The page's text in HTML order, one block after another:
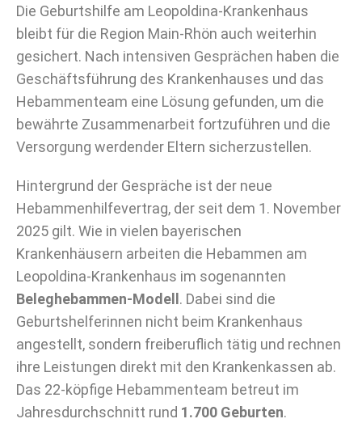
Die Geburtshilfe am Leopoldina-Krankenhaus
bleibt für die Region Main-Rhön auch weiterhin
gesichert. Nach intensiven Gesprächen haben die
Geschäftsführung des Krankenhauses und das
Hebammenteam eine Lösung gefunden, um die
bewährte Zusammenarbeit fortzuführen und die
Versorgung werdender Eltern sicherzustellen.
Hintergrund der Gespräche ist der neue
Hebammenhilfevertrag, der seit dem 1. November
2025 gilt. Wie in vielen bayerischen
Krankenhäusern arbeiten die Hebammen am
Leopoldina-Krankenhaus im sogenannten
Beleghebammen-Modell . Dabei sind die
Geburtshelferinnen nicht beim Krankenhaus
angestellt, sondern freiberuflich tätig und rechnen
ihre Leistungen direkt mit den Krankenkassen ab.
Das 22-köpfige Hebammenteam betreut im
Jahresdurchschnitt rund 1.700 Geburten.